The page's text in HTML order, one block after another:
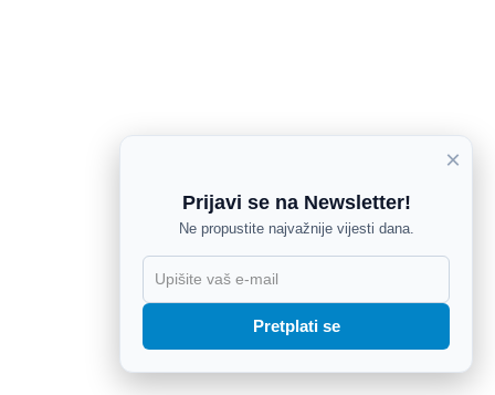
×
Prijavi se na Newsletter!
Ne propustite najvažnije vijesti dana.
Pretplati se